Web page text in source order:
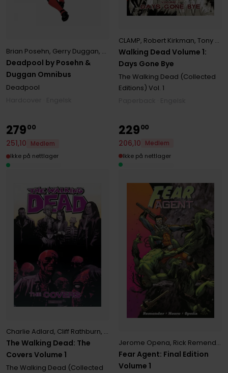
Deadpool by Posehn &
Duggan Omnibus
Brian Posehn, Gerry Duggan, Tony Moore
Deadpool
Walking Dead Volume 1:
Days Gone Bye
CLAMP, Robert Kirkman,Tony Moore
The Walking Dead (Collected
Editions) Vol. 1
The Walking Dead: The
Covers Volume 1
Charlie Adlard, Cliff Rathburn, Robert Kirkman
The Walking Dead (Collected
27900
251,10
Medlem
Ikke på nettlager
Fear Agent: Final Edition
Volume 1
Jerome Opena, Rick Remender
22900
206,10
Medlem
Ikke på nettlager